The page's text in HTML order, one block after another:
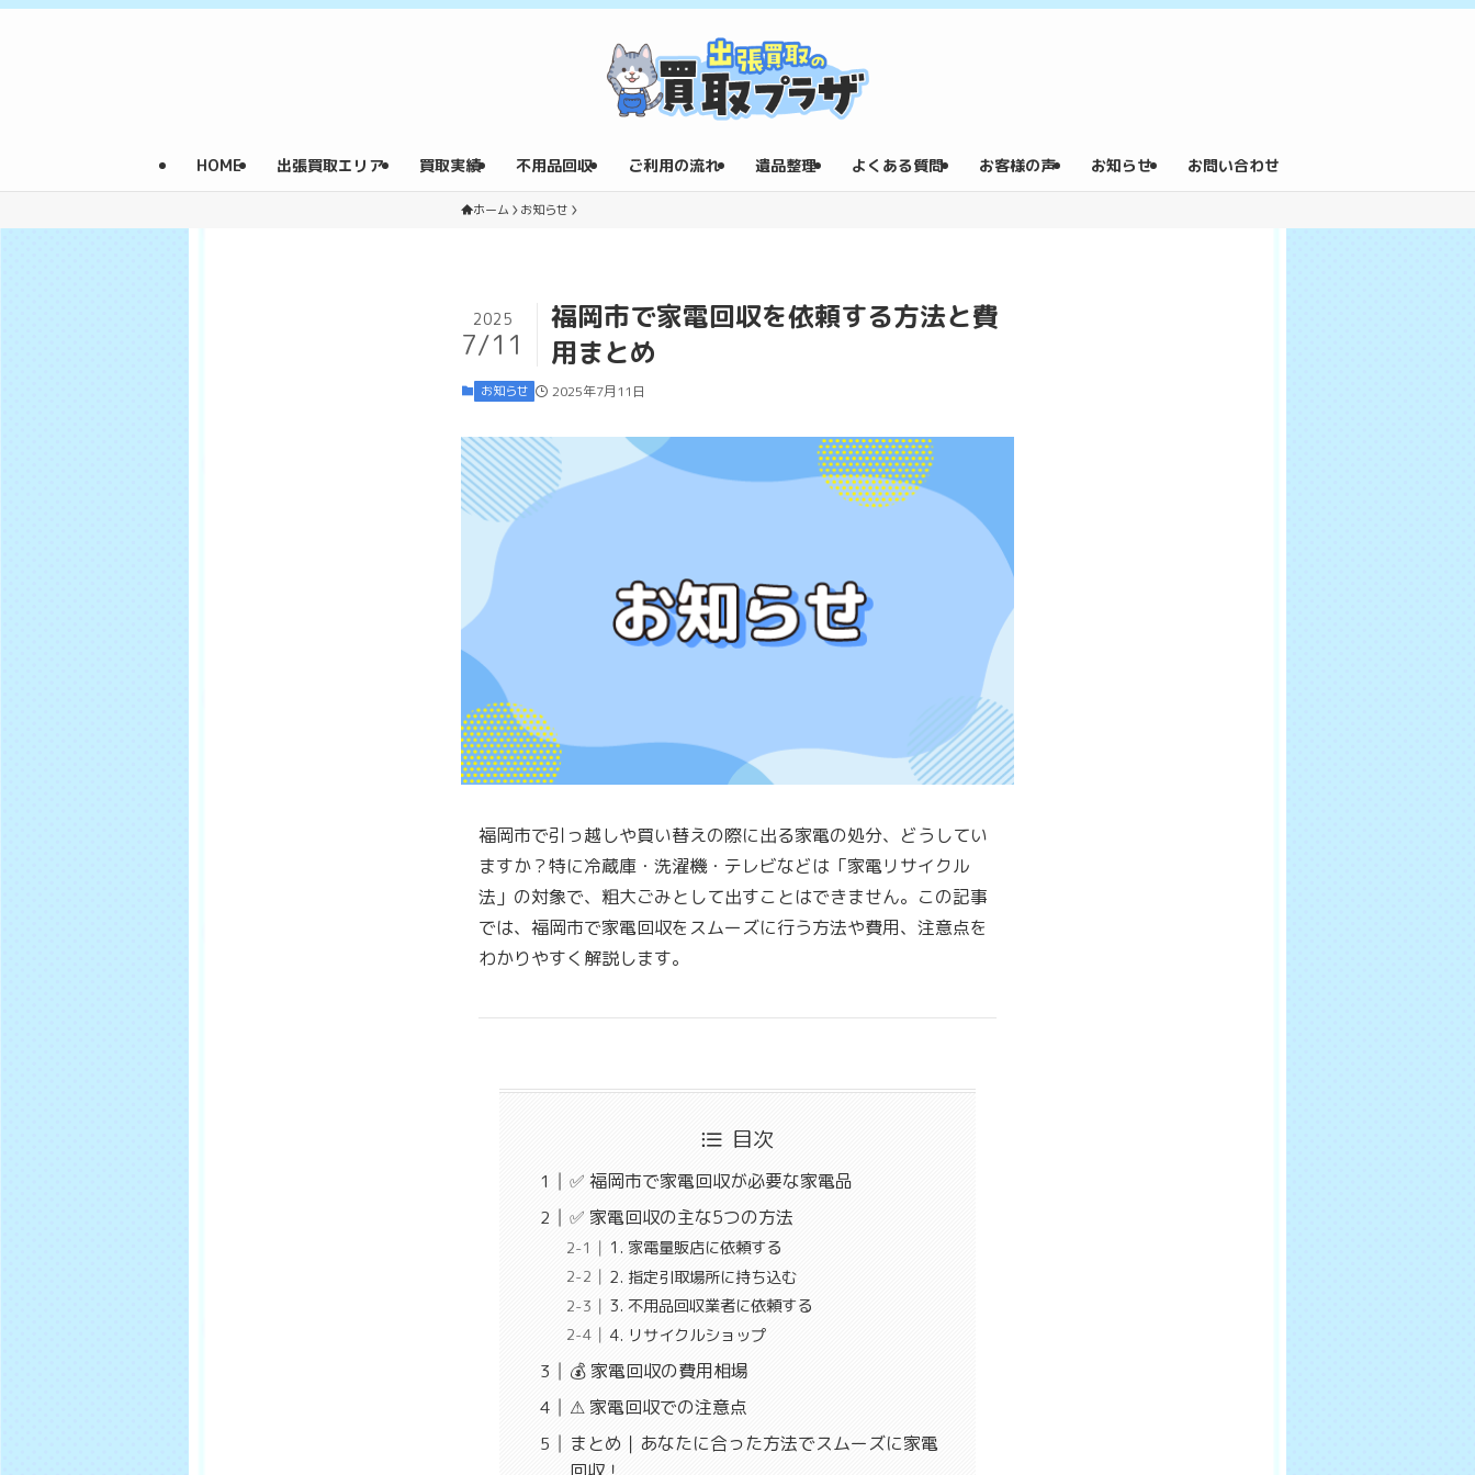
HOME 出張買取エリア 買取実績 不用品回収 ご利用の流れ 遺品整理 よくある質問 お客様の声 お知らせ お問い合わせ
ホーム お知らせ
福岡市で家電回収を依頼する方法と費
用まとめ
2025
7/11
お知らせ 2025年7月11日
福岡市で引っ越しや買い替えの際に出る家電の処分、どうしてい
ますか？特に冷蔵庫・洗濯機・テレビなどは「家電リサイクル
法」の対象で、粗大ごみとして出すことはできません。この記事
では、 福岡市で家電回収をスムーズに行う方法や費用、注意点を
わかりやすく解説します。
目次
✅ 福岡市で家電回収が必要な家電品
✅ 家電回収の主な5つの方法
1. 家電量販店に依頼する
2. 指定引取場所に持ち込む
3. 不用品回収業者に依頼する
4. リサイクルショップ
💰 家電回収の費用相場
⚠ 家電回収での注意点
まとめ｜あなたに合った方法でスムーズに家電